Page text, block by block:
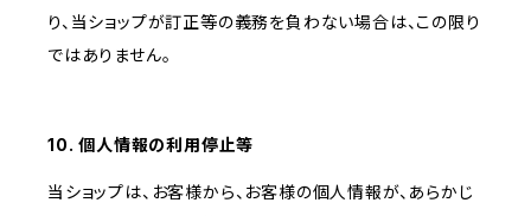
り、当ショップが訂正等の義務を負わない場合は、この限り
ではありません。
10. 個人情報の利用停止等
当ショップは、お客様から、お客様の個人情報が、あらかじ